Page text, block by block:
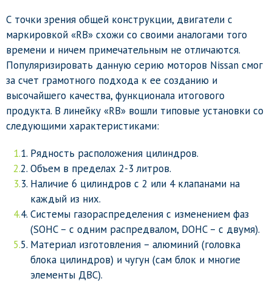
С точки зрения общей конструкции, двигатели с
маркировкой «RB» схожи со своими аналогами того
времени и ничем примечательным не отличаются.
Популяризировать данную серию моторов Nissan смог
за счет грамотного подхода к ее созданию и
высочайшего качества, функционала итогового
продукта. В линейку «RB» вошли типовые установки со
следующими характеристиками:
Рядность расположения цилиндров.
Объем в пределах 2-3 литров.
Наличие 6 цилиндров с 2 или 4 клапанами на
каждый из них.
Системы газораспределения с изменением фаз
(SOHC – с одним распредвалом, DOHC – с двумя).
Материал изготовления – алюминий (головка
блока цилиндров) и чугун (сам блок и многие
элементы ДВС).